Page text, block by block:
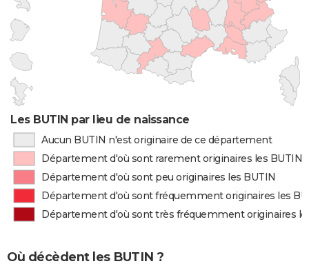
Les BUTIN par lieu de naissance
Aucun BUTIN n'est originaire de ce département
Département d'où sont rarement originaires les BUTIN
Département d'où sont peu originaires les BUTIN
Département d'où sont fréquemment originaires les
Département d'où sont très fréquemment originaires
Où décèdent les BUTIN ?